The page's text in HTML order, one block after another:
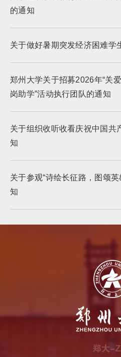
的通知
关于做好暑期突发经济困难学
郑州大学关于招募2026年“关
岗助学”活动执行团队的通知
关于组织收听收看庆祝中国共
知
关于参观“诗绘长征路，图颂
知